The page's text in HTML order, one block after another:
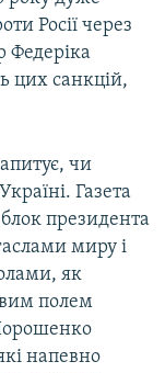
Росії через
Федеріка
цих санкцій,
чи
Газета
президента
миру і
як
полем
напевно